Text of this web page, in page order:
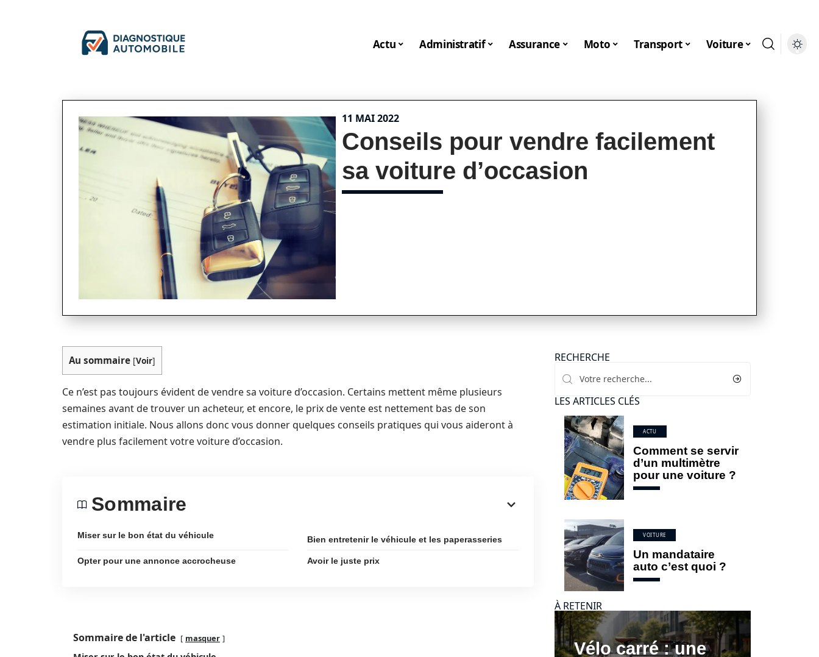
Actu Administratif Assurance Moto Transport Voiture
11 MAI 2022
Conseils pour vendre facilement
sa voiture d’occasion
Au sommaire [Voir]
Ce n’est pas toujours évident de vendre sa voiture d’occasion. Certains mettent même plusieurs
semaines avant de trouver un acheteur, et encore, le prix de vente est nettement bas de son
estimation initiale. Nous allons donc vous donner quelques conseils pratiques qui vous aideront à
vendre plus facilement votre voiture d’occasion.
Sommaire
Miser sur le bon état du véhicule Bien entretenir le véhicule et les paperasseries
Opter pour une annonce accrocheuse Avoir le juste prix
Sommaire de l'article masquer
RECHERCHE
LES ARTICLES CLÉS
ACTU
Comment se servir
d’un multimètre
pour une voiture ?
VOITURE
Un mandataire
auto c’est quoi ?
À RETENIR
Vélo carré : une